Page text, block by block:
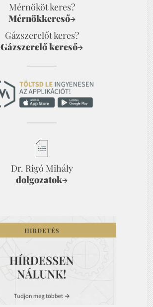
Mérnököt keres?
Mérnökkereső→
Gázszerelőt keres?
Gázszerelő kereső→
Dr. Rigó Mihály
dolgozatok→